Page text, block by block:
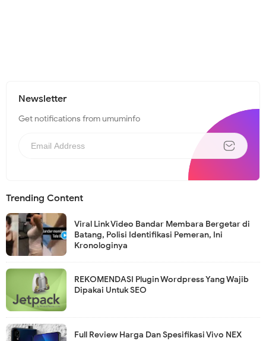
Newsletter
Get notifications from umuminfo
Trending Content
Viral Link Video Bandar Membara Bergetar di
Batang, Polisi Identifikasi Pemeran, Ini
Kronologinya
REKOMENDASI Plugin Wordpress Yang Wajib
Dipakai Untuk SEO
Full Review Harga Dan Spesifikasi Vivo NEX